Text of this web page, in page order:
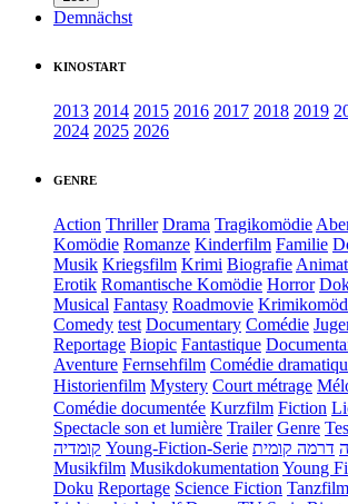
Demnächst
KINOSTART
2013 2014 2015 2016 2017 2018 2019
2024 2025 2026
GENRE
Action Thriller Drama Tragikomödie
Komödie Romanze Kinderfilm Familie
Musik Kriegsfilm Krimi Biografie
Erotik Romantische Komödie Horror
Musical Fantasy Roadmovie
Comedy test Documentary Comédie
Reportage Biopic Fantastique
Aventure Fernsehfilm Comédie
Historienfilm Mystery Court métrage
Comédie documentée Kurzfilm Fiction
Spectacle son et lumière Trailer Genre
קומדיה Young-Fiction-Serie דרמה קומית
Musikfilm Musikdokumentation Young
Doku Reportage Science Fiction Tanzfilm